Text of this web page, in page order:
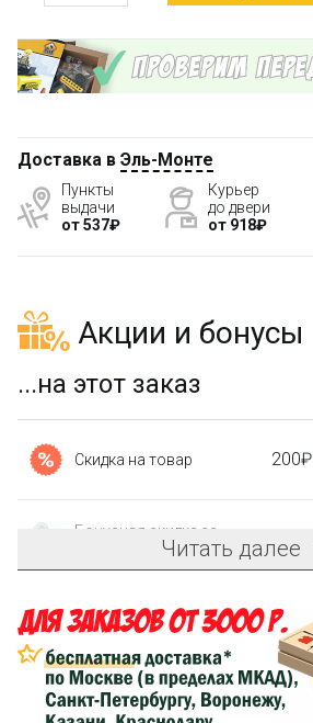
Доставка в Эль-Монте
Пункты
выдачи
от 537₽
Курьер
до двери
от 918₽
Акции и бонусы
...на этот заказ
Скидка на товар 200₽
Бонусная скидка за
регистрацию
36₽
на первый заказ!
Компенсация части
затрат на доставку
150₽
Читать далее